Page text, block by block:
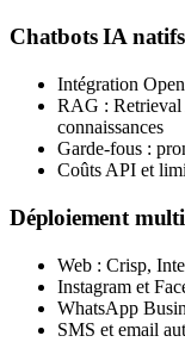
Chatbots IA natifs
Intégration
RAG : Retrieval
connaissances
Garde-fous :
Coûts API et
Déploiement
Web : Crisp,
Instagram et
WhatsApp
SMS et email